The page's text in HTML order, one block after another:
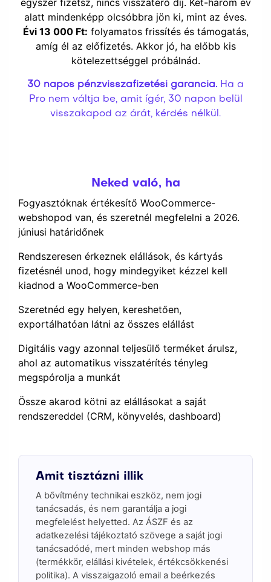
egyszer fizetsz, nincs visszatérő díj. Két-három év
alatt mindenképp olcsóbbra jön ki, mint az éves.
Évi 13 000 Ft: folyamatos frissítés és támogatás,
amíg él az előfizetés. Akkor jó, ha előbb kis
kötelezettséggel próbálnád.
30 napos pénzvisszafizetési garancia. Ha a
Pro nem váltja be, amit ígér, 30 napon belül
visszakapod az árát, kérdés nélkül.
Neked való, ha
Fogyasztóknak értékesítő WooCommerce-
webshopod van, és szeretnél megfelelni a 2026.
júniusi határidőnek
Rendszeresen érkeznek elállások, és kártyás
fizetésnél unod, hogy mindegyiket kézzel kell
kiadnod a WooCommerce-ben
Szeretnéd egy helyen, kereshetően,
exportálhatóan látni az összes elállást
Digitális vagy azonnal teljesülő terméket árulsz,
ahol az automatikus visszatérítés tényleg
megspórolja a munkát
Össze akarod kötni az elállásokat a saját
rendszereddel (CRM, könyvelés, dashboard)
Amit tisztázni illik
A bővítmény technikai eszköz, nem jogi
tanácsadás, és nem garantálja a jogi
megfelelést helyetted. Az ÁSZF és az
adatkezelési tájékoztató szövege a saját jogi
tanácsadódé, mert minden webshop más
(termékkör, elállási kivételek, értékcsökkenési
politika). A visszaigazoló email a beérkezés